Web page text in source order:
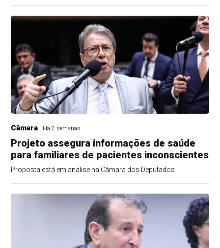
Câmara Há 2 semanas
Projeto assegura informações de saúde
para familiares de pacientes inconscientes
Proposta está em análise na Câmara dos Deputados